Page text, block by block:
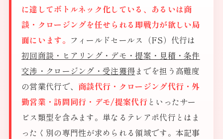
に達してボトルネック化している、あるいは商
談・クロージングを任せられる即戦力が欲しい局
面にいます。 フィールドセールス（FS）代行は
初回商談・ヒアリング・デモ・提案・見積・条件
交渉・クロージング・受注獲得までを担う高難度
の営業代行で、 商談代行・クロージング代行・外
勤営業・訪問同行・デモ/提案代行といったサー
ビス類型を含みます。単なるテレアポ代行とはま
ったく別の専門性が求められる領域です。本記事